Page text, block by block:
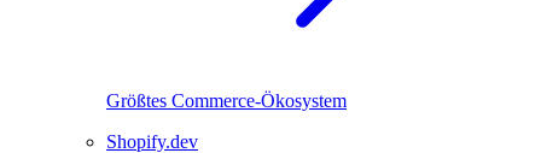
Größtes Commerce-Ökosystem
Shopify.dev